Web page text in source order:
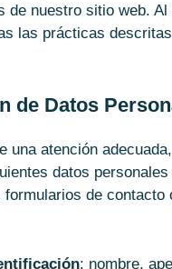
de nuestro sitio web.
las prácticas
de Datos
una atención adecuada,
datos personales
de contacto
: nombre,